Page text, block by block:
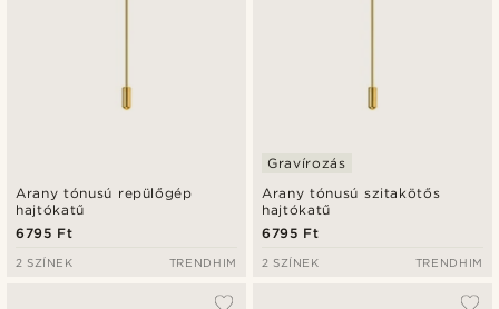
Arany tónusú repülőgép
hajtókatű
6795 Ft
2 SZÍNEK TRENDHIM
Arany tónusú szitakötős
hajtókatű
Gravírozás
6795 Ft
2 SZÍNEK TRENDHIM